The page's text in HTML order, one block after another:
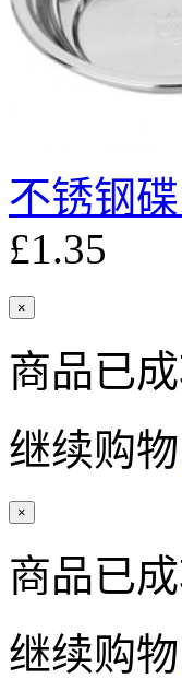
不锈钢
£1.35
×
商品已
继续购物
×
商品已
继续购物